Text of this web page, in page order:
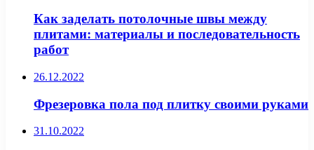
Как заделать потолочные швы между
плитами: материалы и последовательность
работ
26.12.2022
Фрезеровка пола под плитку своими руками
31.10.2022